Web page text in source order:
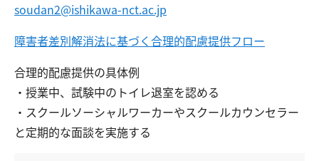
soudan2@ishikawa-nct.ac.jp
障害者差別解消法に基づく合理的配慮提供フロー
合理的配慮提供の具体例
・授業中、試験中のトイレ退室を認める
・スクールソーシャルワーカーやスクールカウンセラー
と定期的な面談を実施する